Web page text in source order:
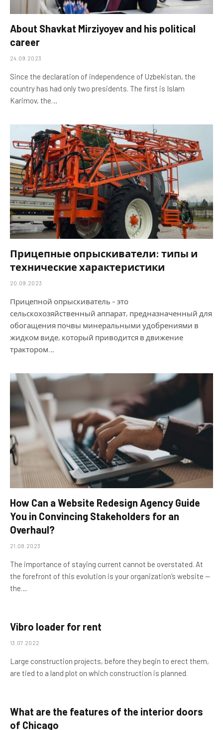
About Shavkat Mirziyoyev and his political
career
24.09.2023
Since the declaration of independence of Uzbekistan, the
country has had only two presidents. The first is Islam
Karimov, the…
Прицепные опрыскиватели: типы и
технические характеристики
20.09.2023
Прицепной опрыскиватель – это
сельскохозяйственный аппарат, предназначенный для
обогащения почвы минеральными удобрениями в
жидком виде, который приводится в движение
трактором…
How Can a Website Redesign Agency Guide
You in Convincing Stakeholders for an
Overhaul?
21.08.2023
The importance of staying current cannot be overstated. At
the forefront of this evolution is your organization’s website —
the…
Vibro loader for rent
13.07.2022
Large construction projects, before they begin to erect them,
are tied to a land plot on which construction is planned.
What are the features of the interior doors
of Chicago